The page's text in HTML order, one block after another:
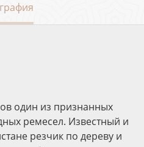
один из признанных
ремесел. Известный и
резчик по дереву и